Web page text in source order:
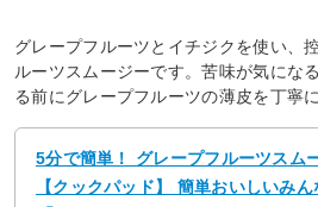
グレープフルーツとイチジクを使い、
ルーツスムージーです。苦味が気にな
る前にグレープフルーツの薄皮を丁寧
5分で簡単！ グレープフルーツス
【クックパッド】 簡単おいしいみ